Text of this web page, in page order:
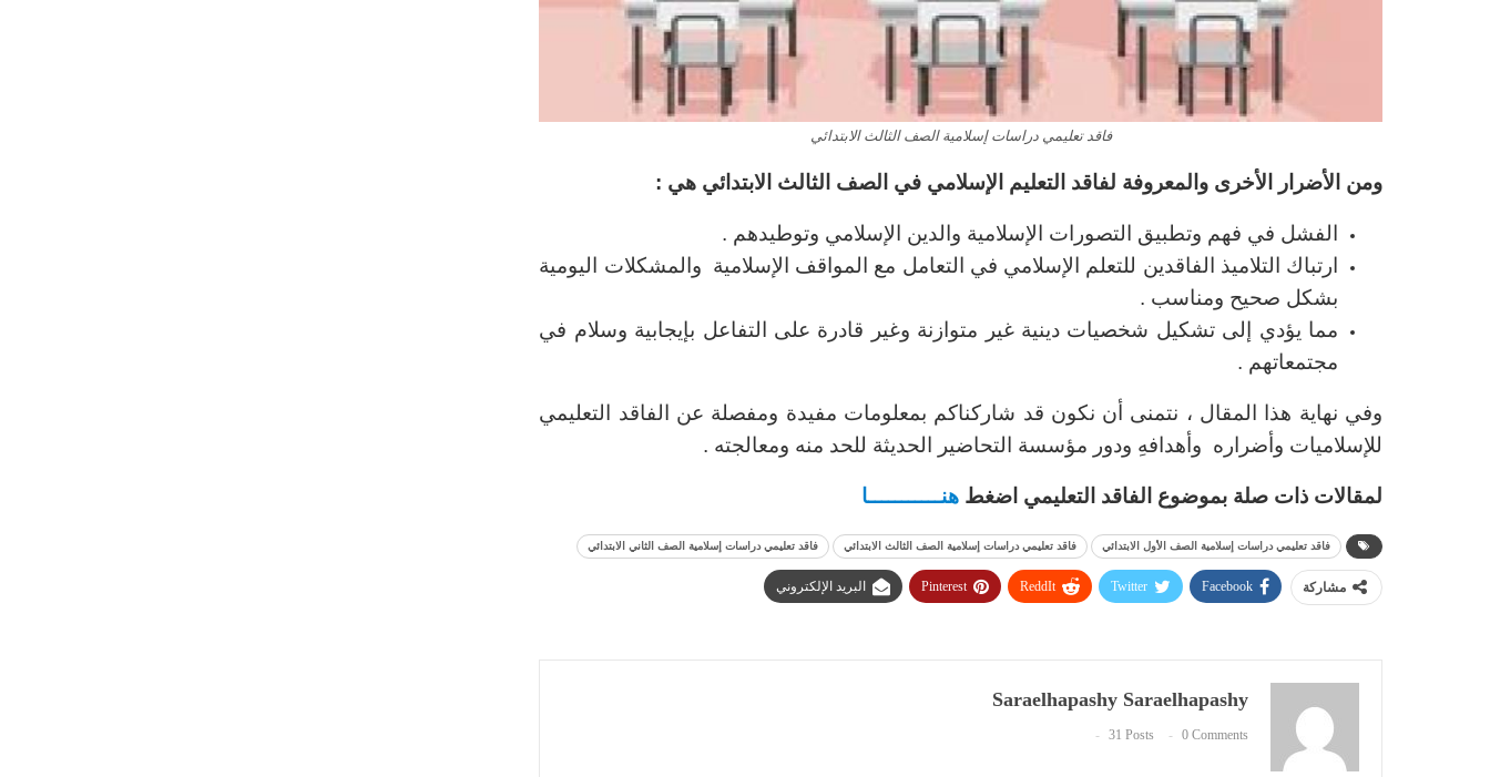
فاقد تعليمي دراسات إسلامية الصف الثالث الابتدائي
ومن الأضرار الأخرى والمعروفة لفاقد التعليم الإسلامي في الصف الثالث الابتدائي هي :
الفشل في فهم وتطبيق التصورات الإسلامية والدين الإسلامي وتوطيدهم .
ارتباك التلاميذ الفاقدين للتعلم الإسلامي في التعامل مع المواقف الإسلامية والمشكلات اليومية
بشكل صحيح ومناسب .
مما يؤدي إلى تشكيل شخصيات دينية غير متوازنة وغير قادرة على التفاعل بإيجابية وسلام في
مجتمعاتهم .
وفي نهاية هذا المقال ، نتمنى أن نكون قد شاركناكم بمعلومات مفيدة ومفصلة عن الفاقد التعليمي
للإسلاميات وأضراره وأهدافهِ ودور مؤسسة التحاضير الحديثة للحد منه ومعالجته .
لمقالات ذات صلة بموضوع الفاقد التعليمي اضغط هنـــــــــــا
فاقد تعليمي دراسات إسلامية الصف الأول الابتدائي فاقد تعليمي دراسات إسلامية الصف الثالث الابتدائي فاقد تعليمي دراسات إسلامية الصف الثاني الابتدائي
مشاركة Facebook
Twitter
ReddIt
Pinterest البريد الإلكتروني
Saraelhapashy Saraelhapashy
31 Posts 0 Comments